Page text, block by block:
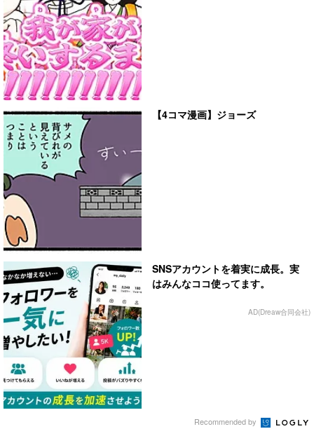
【4コマ漫画】ジョーズ
SNSアカウントを着実に成長。実
はみんなココ使ってます。
AD(Dreaw合同会社)
Recommended by